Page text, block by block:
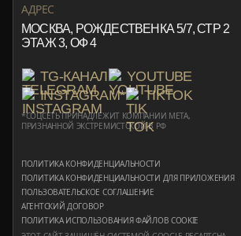
АДРЕС
МОСКВА, РОЖДЕСТВЕНКА 5/7, СТР 2
ЭТАЖ 3, ОФ 4
TG-КАНАЛ
YOUTUBE
INSTAGRAM*
TIKTOK
*СОЦСЕТЬ ПРИНАДЛЕЖИТ КОМПАНИИ META,
ПРИЗНАННОЙ ЭКСТРЕМИСТСКОЙ В РФ
ПОЛИТИКА КОНФИДЕНЦИАЛЬНОСТИ
ПОЛИТИКА КОНФИДЕНЦИАЛЬНОСТИ ДЛЯ ПРИЛОЖЕНИЯ
ПОЛЬЗОВАТЕЛЬСКОЕ СОГЛАШЕНИЕ
АГЕНТСКИЙ ДОГОВОР
ПОЛИТИКА ИСПОЛЬЗОВАНИЯ ФАЙЛОВ COOKIE